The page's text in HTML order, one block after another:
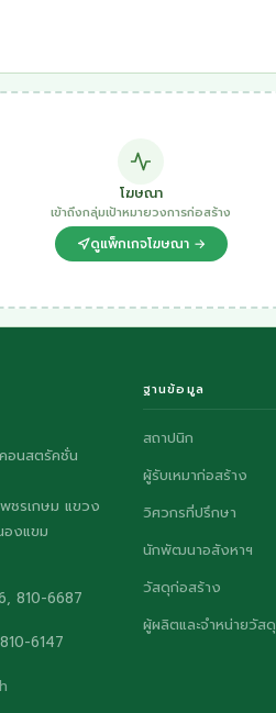
โฆษณา
เข้าถึงกลุ่มเป้าหมายวงการก่อสร้าง
ดูแพ็กเกจโฆษณา →
อนสตรัคชั่น
ชรเกษม แขวง
งแขม
810-6687
6147
ฐานข้อมูล
สถาปนิก
ผู้รับเหมาก่อสร้าง
วิศวกรที่ปรึกษา
นักพัฒนาอสังหาฯ
วัสดุก่อสร้าง
ผู้ผลิตและจำหน่ายวัสดุ